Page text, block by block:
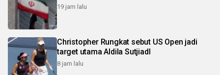
19 jam lalu
Christopher Rungkat sebut US Open jadi
target utama Aldila SutjiadI
8 jam lalu